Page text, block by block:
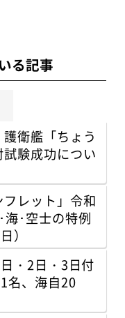
る記事
衛艦「ちょう
験成功につい
フレット」令和
･空士の特例
）
・2日・3日付
名、海自20